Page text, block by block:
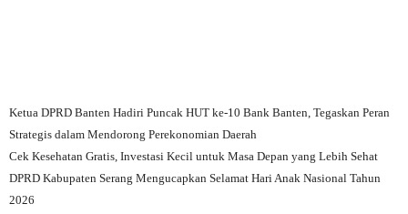
Ketua DPRD Banten Hadiri Puncak HUT ke-10 Bank Banten, Tegaskan Peran
Strategis dalam Mendorong Perekonomian Daerah
Cek Kesehatan Gratis, Investasi Kecil untuk Masa Depan yang Lebih Sehat
DPRD Kabupaten Serang Mengucapkan Selamat Hari Anak Nasional Tahun
2026